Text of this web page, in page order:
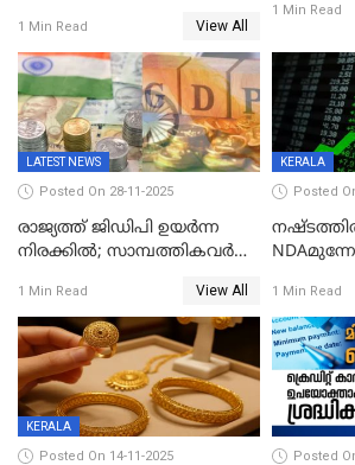
സർവകാല റെക്കോഡ്
1 Min Read View All
സ്വർണം;
1 Min Read
LATEST NEWS
Posted On 28-11-2025
രാജ്യത്ത് ജിഡിപി ഉയര്‍ന്ന
നിരക്കില്‍; സാമ്പത്തികവർഷം
ശതമാനമായി; പ്രചോദനം
നൽകുന്നുവെന്ന് മോദി
1 Min Read View All
KERALA
Posted
1 Min Read
KERALA
Posted On 14-11-2025 Posted